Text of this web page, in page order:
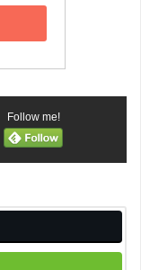
Follow me!